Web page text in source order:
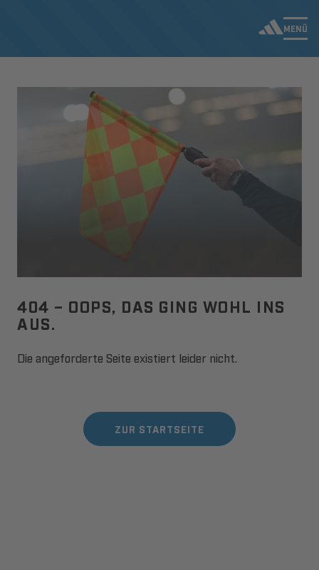
MENÜ
404 – OOPS, DAS GING WOHL INS
AUS.
Die angeforderte Seite existiert leider nicht.
ZUR STARTSEITE